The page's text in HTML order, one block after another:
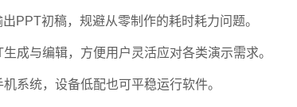
PPT初稿，规避从零制作的耗时耗力问题。
成与编辑，方便用户灵活应对各类演示需求。
系统，设备低配也可平稳运行软件。